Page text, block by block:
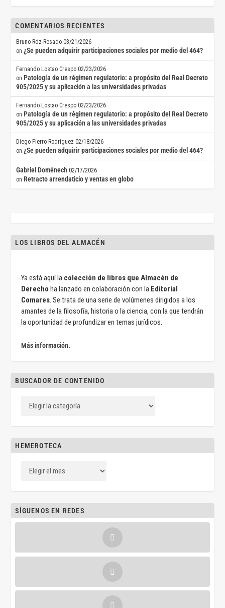
COMENTARIOS RECIENTES
Bruno Rdz-Rosado 03/21/2026
on¿Se pueden adquirir participaciones sociales por medio del 464?
Fernando Lostao Crespo 02/23/2026
on Patología de un régimen regulatorio: a propósito del Real Decreto
905/2025 y su aplicación a las universidades privadas
Fernando Lostao Crespo 02/23/2026
on Patología de un régimen regulatorio: a propósito del Real Decreto
905/2025 y su aplicación a las universidades privadas
Diego Fierro Rodríguez 02/18/2026
on¿Se pueden adquirir participaciones sociales por medio del 464?
Gabriel Doménech 02/17/2026
on Retracto arrendaticio y ventas en globo
LOS LIBROS DEL ALMACÉN
Ya está aquí la colección de libros que Almacén de
Derecho ha lanzado en colaboración con la Editorial
Comares. Se trata de una serie de volúmenes dirigidos a los
amantes de la filosofía, historia o la ciencia, con la que tendrán
la oportunidad de profundizar en temas jurídicos.
Más información.
BUSCADOR DE CONTENIDO
HEMEROTECA
SÍGUENOS EN REDES